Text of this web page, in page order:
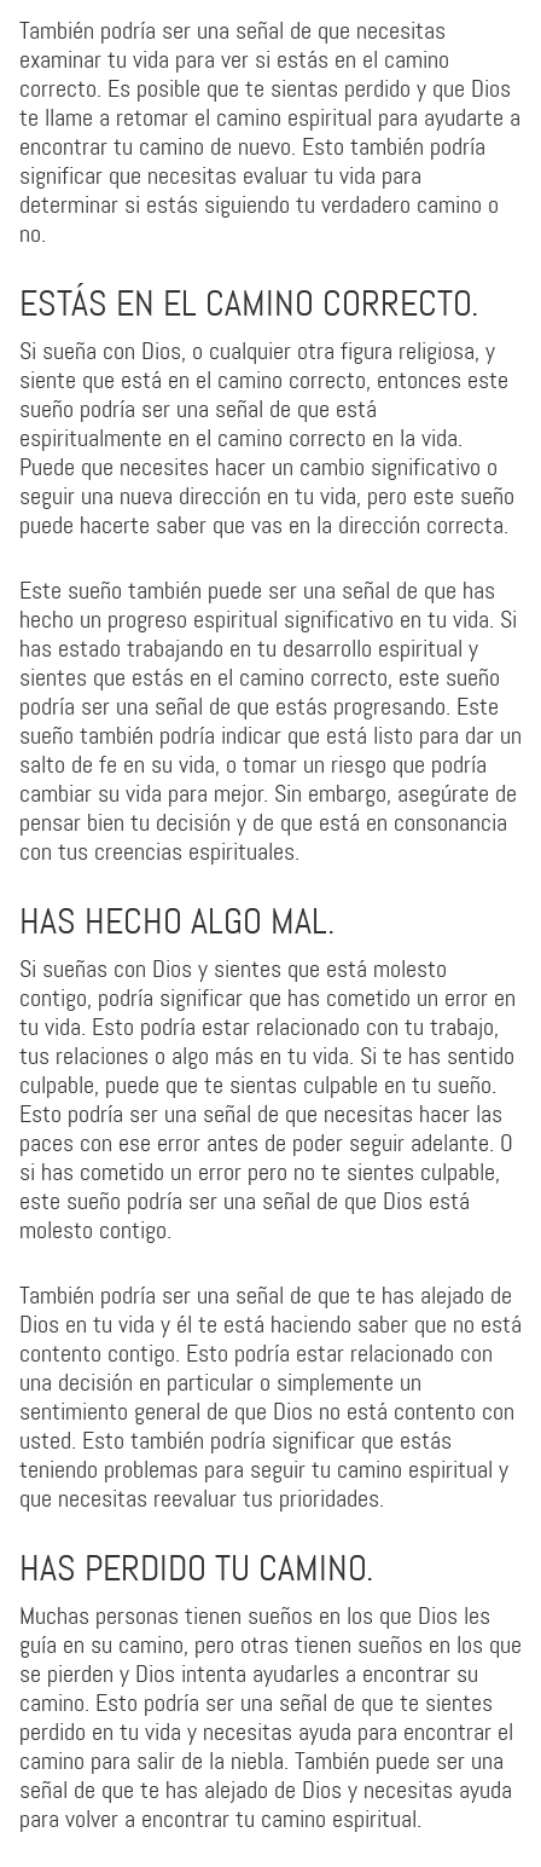
También podría ser una señal de que necesitas
examinar tu vida para ver si estás en el camino
correcto. Es posible que te sientas perdido y que Dios
te llame a retomar el camino espiritual para ayudarte a
encontrar tu camino de nuevo. Esto también podría
significar que necesitas evaluar tu vida para
determinar si estás siguiendo tu verdadero camino o
no.
ESTÁS EN EL CAMINO CORRECTO.
Si sueña con Dios, o cualquier otra figura religiosa, y
siente que está en el camino correcto, entonces este
sueño podría ser una señal de que está
espiritualmente en el camino correcto en la vida.
Puede que necesites hacer un cambio significativo o
seguir una nueva dirección en tu vida, pero este sueño
puede hacerte saber que vas en la dirección correcta.
Este sueño también puede ser una señal de que has
hecho un progreso espiritual significativo en tu vida. Si
has estado trabajando en tu desarrollo espiritual y
sientes que estás en el camino correcto, este sueño
podría ser una señal de que estás progresando. Este
sueño también podría indicar que está listo para dar un
salto de fe en su vida, o tomar un riesgo que podría
cambiar su vida para mejor. Sin embargo, asegúrate de
pensar bien tu decisión y de que está en consonancia
con tus creencias espirituales.
HAS HECHO ALGO MAL.
Si sueñas con Dios y sientes que está molesto
contigo, podría significar que has cometido un error en
tu vida. Esto podría estar relacionado con tu trabajo,
tus relaciones o algo más en tu vida. Si te has sentido
culpable, puede que te sientas culpable en tu sueño.
Esto podría ser una señal de que necesitas hacer las
paces con ese error antes de poder seguir adelante. O
si has cometido un error pero no te sientes culpable,
este sueño podría ser una señal de que Dios está
molesto contigo.
También podría ser una señal de que te has alejado de
Dios en tu vida y él te está haciendo saber que no está
contento contigo. Esto podría estar relacionado con
una decisión en particular o simplemente un
sentimiento general de que Dios no está contento con
usted. Esto también podría significar que estás
teniendo problemas para seguir tu camino espiritual y
que necesitas reevaluar tus prioridades.
HAS PERDIDO TU CAMINO.
Muchas personas tienen sueños en los que Dios les
guía en su camino, pero otras tienen sueños en los que
se pierden y Dios intenta ayudarles a encontrar su
camino. Esto podría ser una señal de que te sientes
perdido en tu vida y necesitas ayuda para encontrar el
camino para salir de la niebla. También puede ser una
señal de que te has alejado de Dios y necesitas ayuda
para volver a encontrar tu camino espiritual.